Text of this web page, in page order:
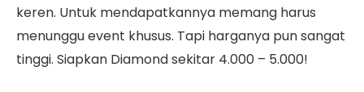
keren. Untuk mendapatkannya memang harus
menunggu event khusus. Tapi harganya pun sangat
tinggi. Siapkan Diamond sekitar 4.000 – 5.000!